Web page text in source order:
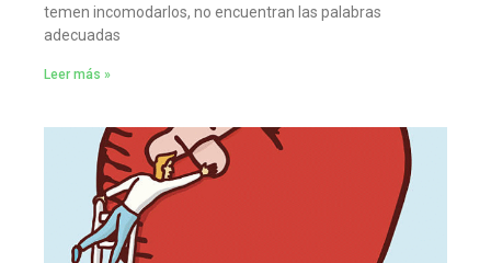
temen incomodarlos, no encuentran las palabras
adecuadas
Leer más »